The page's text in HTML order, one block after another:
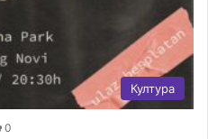
Култура
0